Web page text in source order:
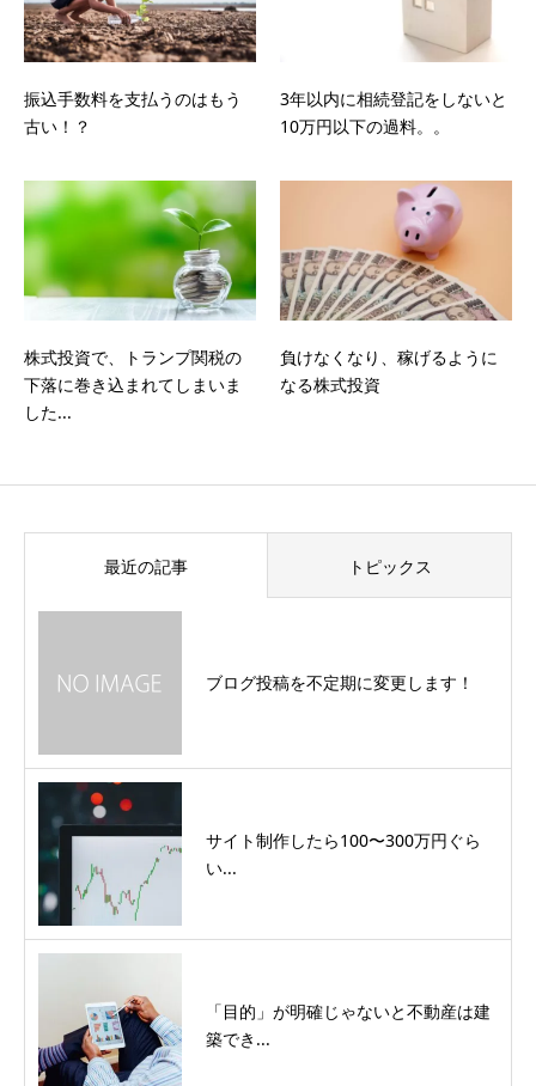
振込手数料を支払うのはもう
古い！？
3年以内に相続登記をしないと
10万円以下の過料。。
株式投資で、トランプ関税の
下落に巻き込まれてしまいま
した...
負けなくなり、稼げるように
なる株式投資
最近の記事 トピックス
ブログ投稿を不定期に変更します！
サイト制作したら100〜300万円ぐら
い...
「目的」が明確じゃないと不動産は建
築でき...